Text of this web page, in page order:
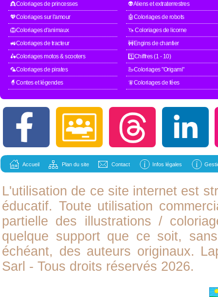
👸Coloriages de princesses
👽Aliens et extraterrestres
💖Coloriages sur l'amour
🤖Coloriages de robots
🦁Coloriages d'animaux
🦄 Coloriages de licorne
🚜Coloriages de tracteur
🚧Engins de chantier
🛵Coloriages motos & scooters
1️⃣Chiffres (1 - 10)
🦜Coloriages de pirates
🦢Coloriages "Origami"
🧙Contes et légendes
🧚Coloriages de fées
Accueil Plan du site Contact Infos légales
L'utilisation de ce site internet est
éducatif. Toute utilisation
partielle des illustrations /
quelque support que ce soit,
échéant, des auteurs originaux.
Sarl - Tous droits réservés 2026.